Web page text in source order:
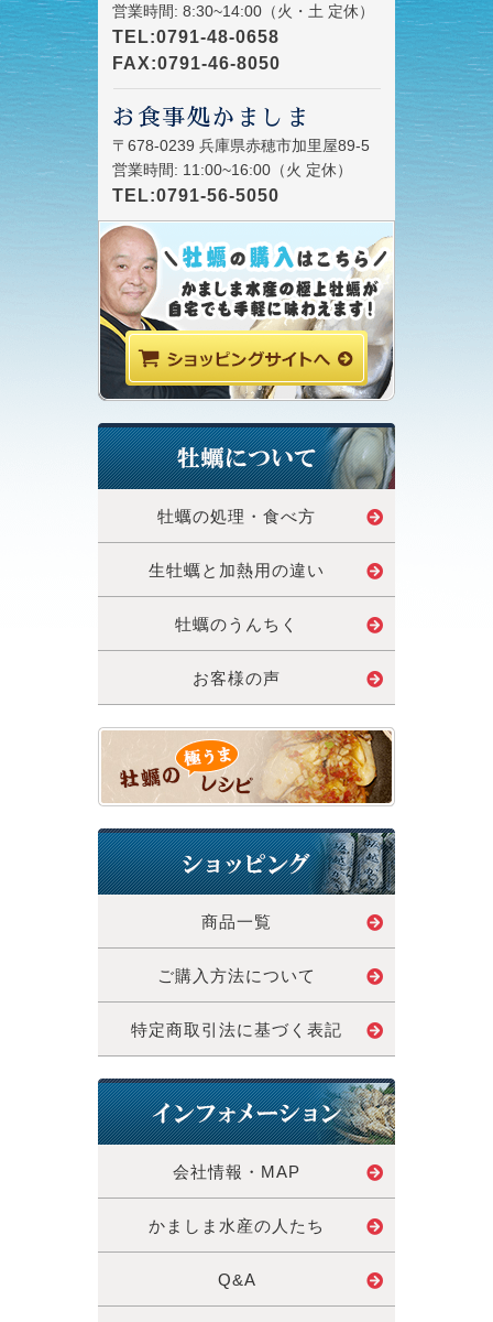
営業時間: 8:30~14:00（火・土 定休）
TEL:0791-48-0658
FAX:0791-46-8050
お食事処かましま
〒678-0239 兵庫県赤穂市加里屋89-5
営業時間: 11:00~16:00（火 定休）
TEL:0791-56-5050
牡蠣の処理・食べ方
生牡蠣と加熱用の違い
牡蠣のうんちく
お客様の声
商品一覧
ご購入方法について
特定商取引法に基づく表記
会社情報・MAP
かましま水産の人たち
Q&A